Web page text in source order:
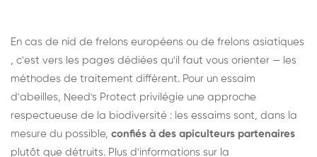
En cas de nid de frelons européens ou de frelons asiatiques
, c'est vers les pages dédiées qu'il faut vous orienter — les
méthodes de traitement diffèrent. Pour un essaim
d'abeilles, Need's Protect privilégie une approche
respectueuse de la biodiversité : les essaims sont, dans la
mesure du possible, confiés à des apiculteurs partenaires
plutôt que détruits. Plus d'informations sur la